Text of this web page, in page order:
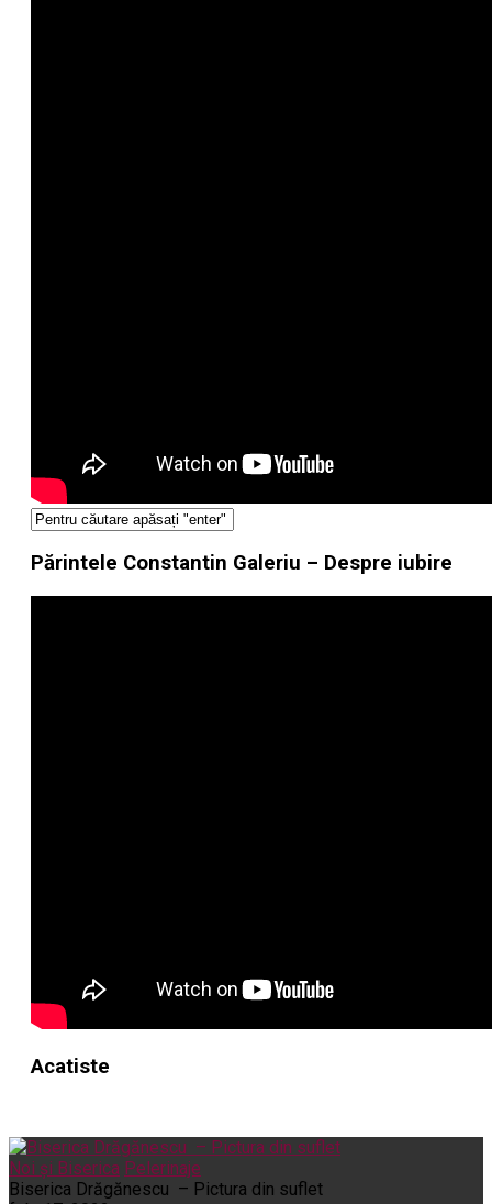
Părintele Constantin Galeriu – Despre iubire
Acatiste
Noi și Biserica Pelerinaje
Biserica Drăgănescu – Pictura din suflet